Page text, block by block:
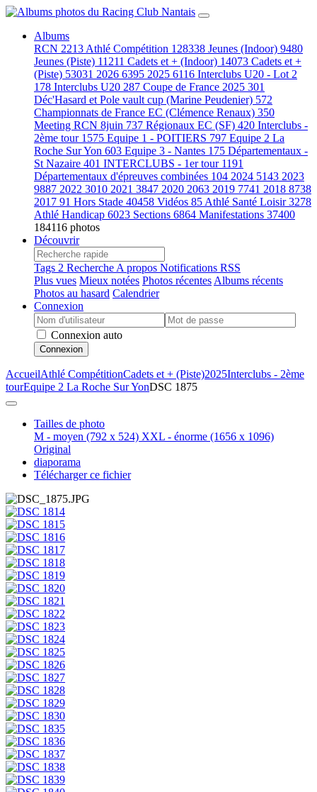
Albums
RCN 2213 Athlé Compétition 128338 Jeunes (Indoor) 9480
Jeunes (Piste) 11211 Cadets et + (Indoor) 14073 Cadets et +
(Piste) 53031 2026 6395 2025 6116 Interclubs U20 - Lot 2
178 Interclubs U20 287 Coupe de France 2025 301
Déc'Hasard et Pole vault cup (Marine Peudenier) 572
Championnats de France EC (Clémence Renaux) 350
Meeting RCN 8juin 737 Régionaux EC (SF) 420 Interclubs -
2ème tour 1575 Equipe 1 - POITIERS 797 Equipe 2 La
Roche Sur Yon 603 Equipe 3 - Nantes 175 Départementaux -
St Nazaire 401 INTERCLUBS - 1er tour 1191
Départementaux d'épreuves combinées 104 2024 5143 2023
9887 2022 3010 2021 3847 2020 2063 2019 7741 2018 8738
2017 91 Hors Stade 40458 Vidéos 85 Athlé Santé Loisir3278
Athlé Handicap 6023 Sections 6864 Manifestations 37400
184116 photos
Découvrir
Tags 2 Recherche A propos Notifications RSS
Plus vues Mieux notées Photos récentes Albums récents
Photos au hasard Calendrier
Connexion
Connexion auto
Connexion
AccueilAthlé CompétitionCadets et + (Piste)2025Interclubs - 2ème
tourEquipe 2 La Roche Sur YonDSC 1875
Tailles de photo
M - moyen (792 x 524) XXL - énorme (1656 x 1096)
Original
diaporama
Télécharger ce fichier